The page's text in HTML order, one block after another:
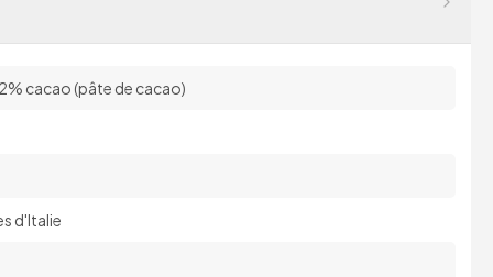
cacao (pâte de cacao)
d'Italie